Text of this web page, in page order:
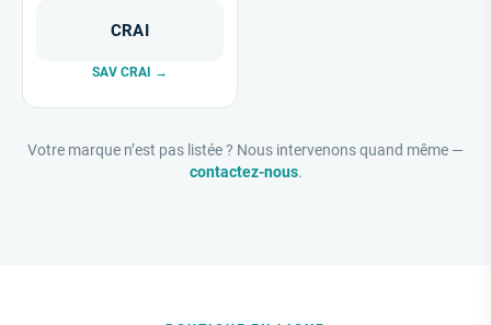
CRAI
SAV CRAI →
Votre marque n’est pas listée ? Nous intervenons quand même —
contactez-nous.